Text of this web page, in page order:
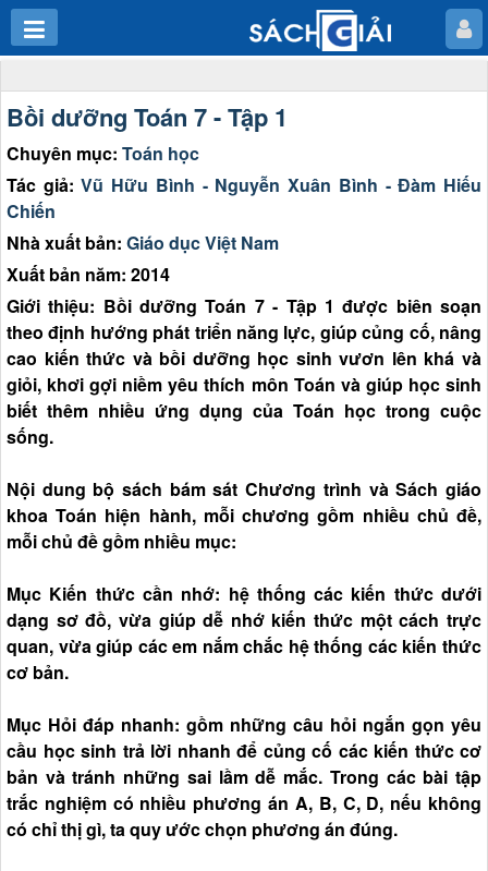
Bồi dưỡng Toán 7 - Tập 1
Chuyên mục: Toán học
Tác giả:Vũ Hữu Bình - Nguyễn Xuân Bình - Đàm Hiếu
Chiến
Nhà xuất bản: Giáo dục Việt Nam
Xuất bản năm: 2014
Giới thiệu: Bồi dưỡng Toán 7 - Tập 1 được biên soạn
theo định hướng phát triển năng lực, giúp củng cố, nâng
cao kiến thức và bồi dưỡng học sinh vươn lên khá và
giỏi, khơi gợi niềm yêu thích môn Toán và giúp học sinh
biết thêm nhiều ứng dụng của Toán học trong cuộc
sống.
Nội dung bộ sách bám sát Chương trình và Sách giáo
khoa Toán hiện hành, mỗi chương gồm nhiều chủ đề,
mỗi chủ đề gồm nhiều mục:
Mục Kiến thức cần nhớ: hệ thống các kiến thức dưới
dạng sơ đồ, vừa giúp dễ nhớ kiến thức một cách trực
quan, vừa giúp các em nắm chắc hệ thống các kiến thức
cơ bản.
Mục Hỏi đáp nhanh: gồm những câu hỏi ngắn gọn yêu
cầu học sinh trả lời nhanh để củng cố các kiến thức cơ
bản và tránh những sai lầm dễ mắc. Trong các bài tập
trắc nghiệm có nhiều phương án A, B, C, D, nếu không
có chỉ thị gì, ta quy ước chọn phương án đúng.